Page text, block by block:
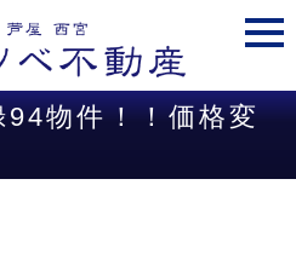
物件！！価格変